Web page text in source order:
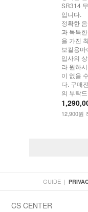
SR314
입니다.
정확한
과 독특
을 가진
보컬용마
입사의
라 원하
이 없을
다. 구매
의 부탁
12,900원
GUIDE |
CS CENTER